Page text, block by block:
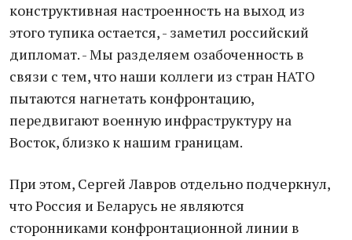
конструктивная настроенность на выход из
этого тупика остается, - заметил российский
дипломат. - Мы разделяем озабоченность в
связи с тем, что наши коллеги из стран НАТО
пытаются нагнетать конфронтацию,
передвигают военную инфраструктуру на
Восток, близко к нашим границам.
При этом, Сергей Лавров отдельно подчеркнул,
что Россия и Беларусь не являются
сторонниками конфронтационной линии в